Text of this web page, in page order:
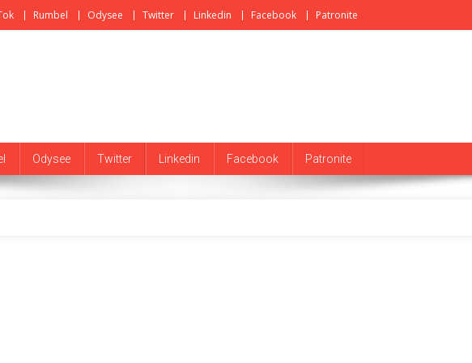
Rumbel Odysee Twitter Linkedin Facebook Patronite
Odysee Twitter Linkedin Facebook Patronite